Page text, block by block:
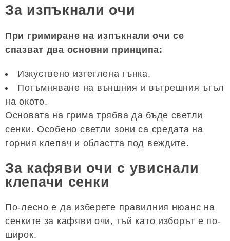
За изпъкнали очи
При гримиране на изпъкнали очи се
спазват два основни принципа:
Изкуствено изтеглена гънка.
Потъмняване на външния и вътрешния ъгъл
на окото.
Основата на грима трябва да бъде светли
сенки. Особено светли зони са средата на
горния клепач и областта под веждите.
За кафяви очи с увиснали
клепачи сенки
По-лесно е да изберете правилния нюанс на
сенките за кафяви очи, тъй като изборът е по-
широк.